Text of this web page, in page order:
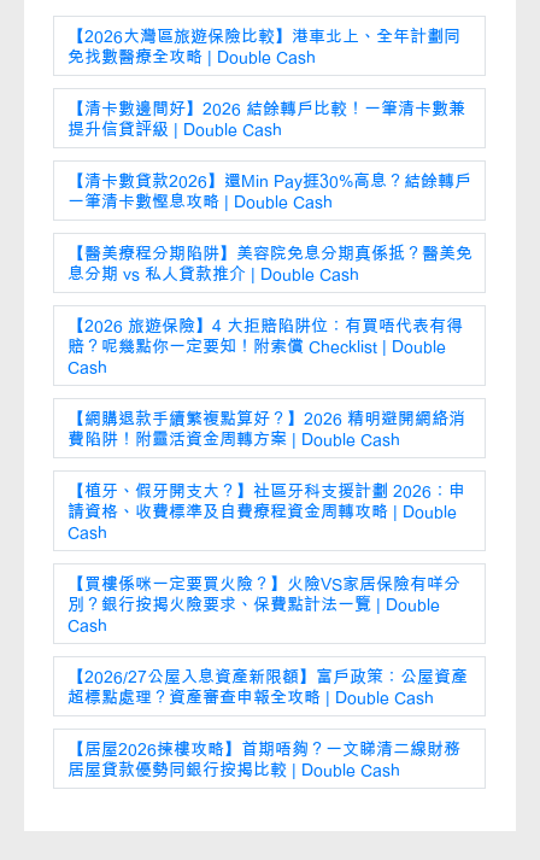
【2026大灣區旅遊保險比較】港車北上、全年計劃同
免找數醫療全攻略 | Double Cash
【清卡數邊間好】2026 結餘轉戶比較！一筆清卡數兼
提升信貸評級 | Double Cash
【清卡數貸款2026】還Min Pay捱30%高息？結餘轉戶
一筆清卡數慳息攻略 | Double Cash
【醫美療程分期陷阱】美容院免息分期真係抵？醫美免
息分期 vs 私人貸款推介 | Double Cash
【2026 旅遊保險】4 大拒賠陷阱位：有買唔代表有得
賠？呢幾點你一定要知！附索償 Checklist | Double
Cash
【網購退款手續繁複點算好？】2026 精明避開網絡消
費陷阱！附靈活資金周轉方案 | Double Cash
【植牙、假牙開支大？】社區牙科支援計劃 2026：申
請資格、收費標準及自費療程資金周轉攻略 | Double
Cash
【買樓係咪一定要買火險？】火險VS家居保險有咩分
別？銀行按揭火險要求、保費點計法一覽 | Double
Cash
【2026/27公屋入息資產新限額】富戶政策：公屋資產
超標點處理？資產審查申報全攻略 | Double Cash
【居屋2026揀樓攻略】首期唔夠？一文睇清二線財務
居屋貸款優勢同銀行按揭比較 | Double Cash